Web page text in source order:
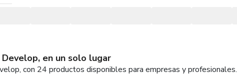
en un solo lugar
con 24 productos disponibles para empresas y profesionales.